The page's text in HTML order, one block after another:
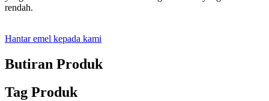
rendah.
Hantar emel kepada kami
Butiran Produk
Tag Produk